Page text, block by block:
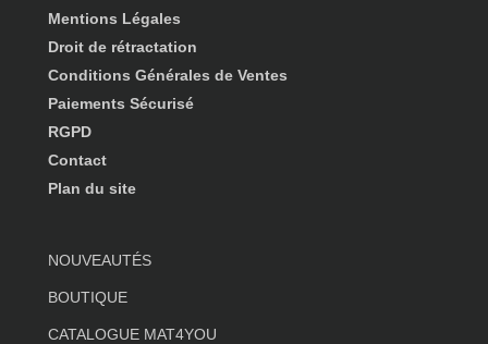
Mentions Légales
Droit de rétractation
Conditions Générales de Ventes
Paiements Sécurisé
RGPD
Contact
Plan du site
NOUVEAUTÉS
BOUTIQUE
CATALOGUE MAT4YOU